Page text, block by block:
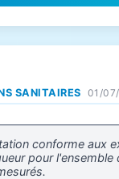
SANITAIRES 01/
conforme aux
pour l'ensemble